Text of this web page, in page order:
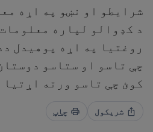
شرایطو او نښو په اړه
د کډوالو لپاره
روغتیا په اړه پوهیدل
چې تاسو او ستاسو
کوئ چې تاسو ورته اړتیا
شریکول چاپ